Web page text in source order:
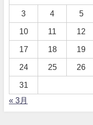
3 4 5
10 11 12
17 18 19
24 25 26
31
« 3月